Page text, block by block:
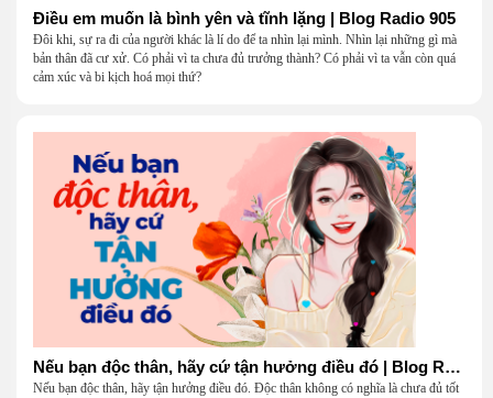
Điều em muốn là bình yên và tĩnh lặng | Blog Radio 905
Đôi khi, sự ra đi của người khác là lí do để ta nhìn lại mình. Nhìn lại những gì mà
bản thân đã cư xử. Có phải vì ta chưa đủ trưởng thành? Có phải vì ta vẫn còn quá
cảm xúc và bi kịch hoá mọi thứ?
Nếu bạn độc thân, hãy cứ tận hưởng điều đó | Blog Radio 904
Nếu bạn độc thân, hãy tận hưởng điều đó. Độc thân không có nghĩa là chưa đủ tốt